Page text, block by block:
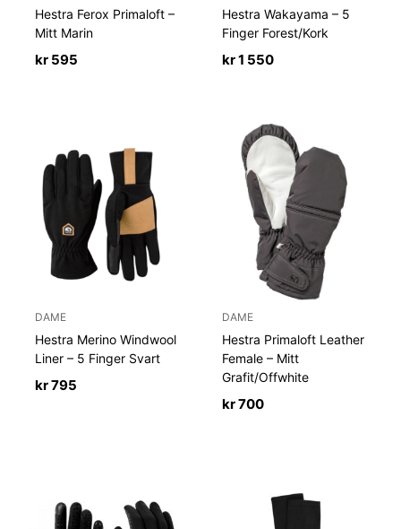
Hestra Ferox Primaloft –
Mitt Marin
kr 595
Hestra Wakayama – 5
Finger Forest/Kork
kr1 550
DAME
Hestra Merino Windwool
Liner – 5 Finger Svart
kr795
DAME
Hestra Primaloft Leather
Female – Mitt
Grafit/Offwhite
kr700